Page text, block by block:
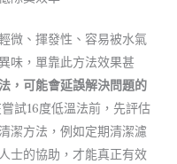
微、揮發性、容易被水氣
味，單靠此方法效果甚
，可能會延誤解決問題的
試16度低溫法前，先評估
潔方法，例如定期清潔濾
士的協助，才能真正有效